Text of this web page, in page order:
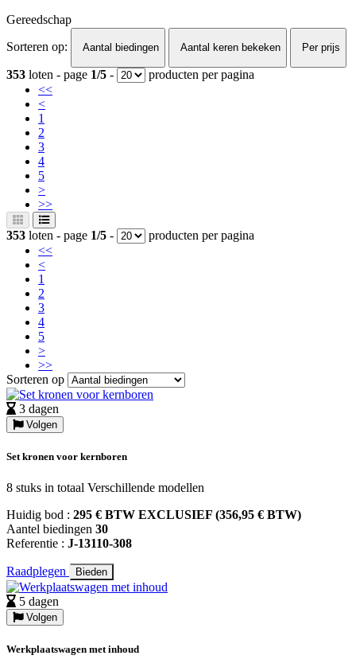
Gereedschap
Sorteren op:
Aantal biedingen Aantal keren bekeken Per prijs
353 loten - page 1/5 -
producten per pagina
<<
<
1
2
3
4
5
>
>>
353 loten - page 1/5 -
producten per pagina
<<
<
1
2
3
4
5
>
>>
Sorteren op
3 dagen
Volgen
Set kronen voor kernboren
8 stuks in totaal Verschillende modellen
Huidig bod : 295 € BTW EXCLUSIEF (356,95 € BTW)
Aantel biedingen 30
Referentie : J-13110-308
Raadplegen Bieden
5 dagen
Volgen
Werkplaatswagen met inhoud